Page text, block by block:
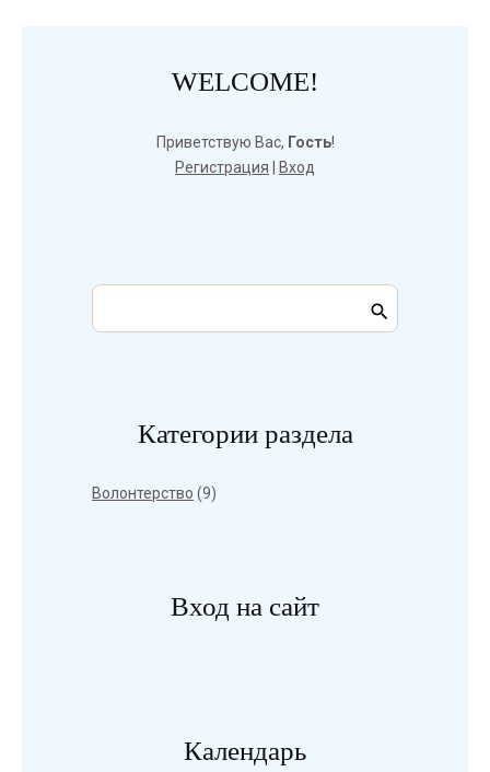
WELCOME!
Приветствую Вас, Гость!
Регистрация
Вход
Категории раздела
Волонтерство (9)
Вход на сайт
Календарь